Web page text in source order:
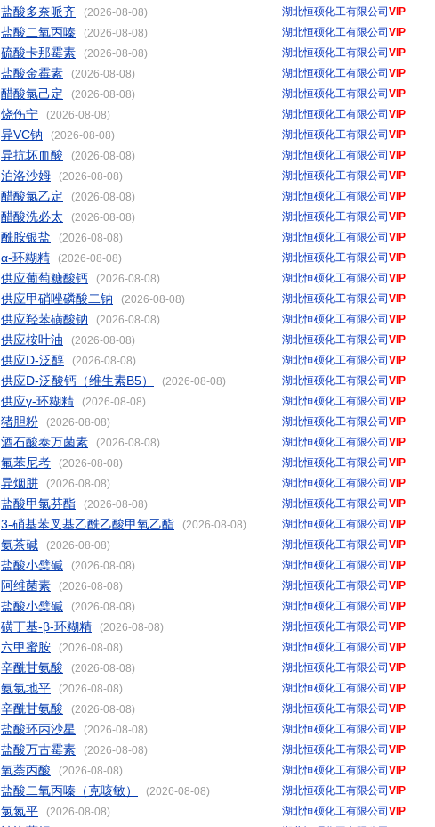
盐酸多奈哌齐 (2026-08-08) 湖北恒硕化工有限公司 VIP
盐酸二氧丙嗪 (2026-08-08) 湖北恒硕化工有限公司 VIP
硫酸卡那霉素 (2026-08-08) 湖北恒硕化工有限公司 VIP
盐酸金霉素 (2026-08-08) 湖北恒硕化工有限公司 VIP
醋酸氯己定 (2026-08-08) 湖北恒硕化工有限公司 VIP
烧伤宁 (2026-08-08) 湖北恒硕化工有限公司 VIP
异VC钠 (2026-08-08) 湖北恒硕化工有限公司 VIP
异抗坏血酸 (2026-08-08) 湖北恒硕化工有限公司 VIP
泊洛沙姆 (2026-08-08) 湖北恒硕化工有限公司 VIP
醋酸氯乙定 (2026-08-08) 湖北恒硕化工有限公司 VIP
醋酸洗必太 (2026-08-08) 湖北恒硕化工有限公司 VIP
酰胺银盐 (2026-08-08) 湖北恒硕化工有限公司 VIP
α-环糊精 (2026-08-08) 湖北恒硕化工有限公司 VIP
供应葡萄糖酸钙 (2026-08-08) 湖北恒硕化工有限公司 VIP
供应甲硝唑磷酸二钠 (2026-08-08) 湖北恒硕化工有限公司 VIP
供应羟苯磺酸钠 (2026-08-08) 湖北恒硕化工有限公司 VIP
供应桉叶油 (2026-08-08) 湖北恒硕化工有限公司 VIP
供应D-泛醇 (2026-08-08) 湖北恒硕化工有限公司 VIP
供应D-泛酸钙（维生素B5） (2026-08-08) 湖北恒硕化工有限公司 VIP
供应γ-环糊精 (2026-08-08) 湖北恒硕化工有限公司 VIP
猪胆粉 (2026-08-08) 湖北恒硕化工有限公司 VIP
酒石酸泰万菌素 (2026-08-08) 湖北恒硕化工有限公司 VIP
氟苯尼考 (2026-08-08) 湖北恒硕化工有限公司 VIP
异烟肼 (2026-08-08) 湖北恒硕化工有限公司 VIP
盐酸甲氯芬酯 (2026-08-08) 湖北恒硕化工有限公司 VIP
3-硝基苯叉基乙酰乙酸甲氧乙酯 (2026-08-08) 湖北恒硕化工有限公司 VIP
氨茶碱 (2026-08-08) 湖北恒硕化工有限公司 VIP
盐酸小檗碱 (2026-08-08) 湖北恒硕化工有限公司 VIP
阿维菌素 (2026-08-08) 湖北恒硕化工有限公司 VIP
盐酸小檗碱 (2026-08-08) 湖北恒硕化工有限公司 VIP
磺丁基-β-环糊精 (2026-08-08) 湖北恒硕化工有限公司 VIP
六甲蜜胺 (2026-08-08) 湖北恒硕化工有限公司 VIP
辛酰甘氨酸 (2026-08-08) 湖北恒硕化工有限公司 VIP
氨氯地平 (2026-08-08) 湖北恒硕化工有限公司 VIP
辛酰甘氨酸 (2026-08-08) 湖北恒硕化工有限公司 VIP
盐酸环丙沙星 (2026-08-08) 湖北恒硕化工有限公司 VIP
盐酸万古霉素 (2026-08-08) 湖北恒硕化工有限公司 VIP
氧萘丙酸 (2026-08-08) 湖北恒硕化工有限公司 VIP
盐酸二氧丙嗪（克咳敏） (2026-08-08) 湖北恒硕化工有限公司 VIP
氯氮平 (2026-08-08) 湖北恒硕化工有限公司 VIP